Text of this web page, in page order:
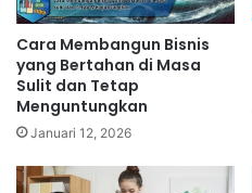
Cara Membangun Bisnis
yang Bertahan di Masa
Sulit dan Tetap
Menguntungkan
Januari 12, 2026